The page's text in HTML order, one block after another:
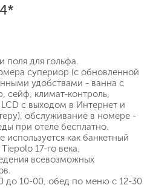
поля для гольфа.
супериор (с обновленной
удобствами - ванна с
сейф, климат-контроль,
с выходом в Интернет и
обслуживание в номере -
при отеле бесплатно.
используется как банкетный
17-го века,
всевозможных
до 10-00, обед по меню с 12-30